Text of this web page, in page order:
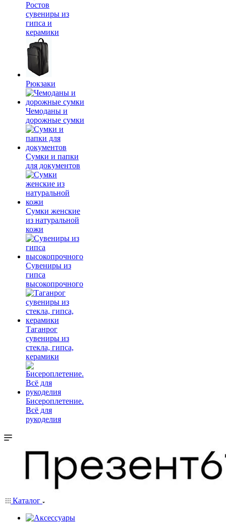
Ростов
сувениры из
гипса и
керамики
Рюкзаки
Чемоданы и
дорожные сумки
Сумки и папки
для документов
Сумки женские
из натуральной
кожи
Сувениры из
гипса
высокопрочного
Таганрог
сувениры из
стекла, гипса,
керамики
Бисероплетение.
Всё для
рукоделия
Каталог